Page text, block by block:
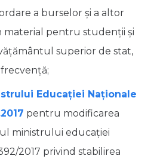
a burselor şi a altor
material pentru studenţii şi
superior de stat,
Educației Naționale
pentru modificarea
ministrului educaţiei
2017 privind stabilirea